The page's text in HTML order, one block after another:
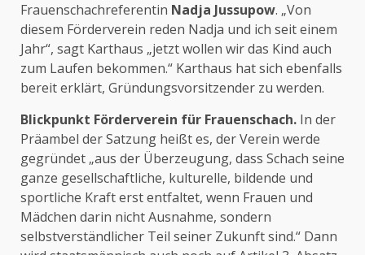
Frauenschachreferentin Nadja Jussupow. „Von
diesem Förderverein reden Nadja und ich seit einem
Jahr“, sagt Karthaus „jetzt wollen wir das Kind auch
zum Laufen bekommen.“ Karthaus hat sich ebenfalls
bereit erklärt, Gründungsvorsitzender zu werden.
Blickpunkt Förderverein für Frauenschach. In der
Präambel der Satzung heißt es, der Verein werde
gegründet „aus der Überzeugung, dass Schach seine
ganze gesellschaftliche, kulturelle, bildende und
sportliche Kraft erst entfaltet, wenn Frauen und
Mädchen darin nicht Ausnahme, sondern
selbstverständlicher Teil seiner Zukunft sind.“ Dann